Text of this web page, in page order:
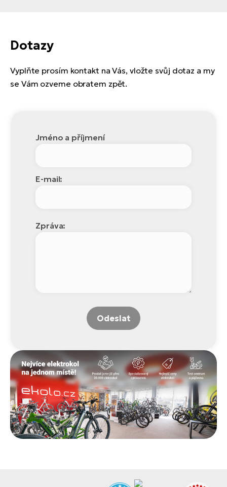
Dotazy
Vyplňte prosím kontakt na Vás, vložte svůj dotaz a my
se Vám ozveme obratem zpět.
Jméno a příjmení
E-mail:
Zpráva:
Odeslat